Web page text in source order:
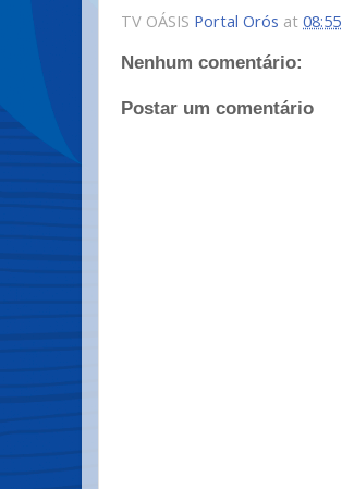
TV OÁSIS Portal Orós at 08:55
Nenhum comentário:
Postar um comentário